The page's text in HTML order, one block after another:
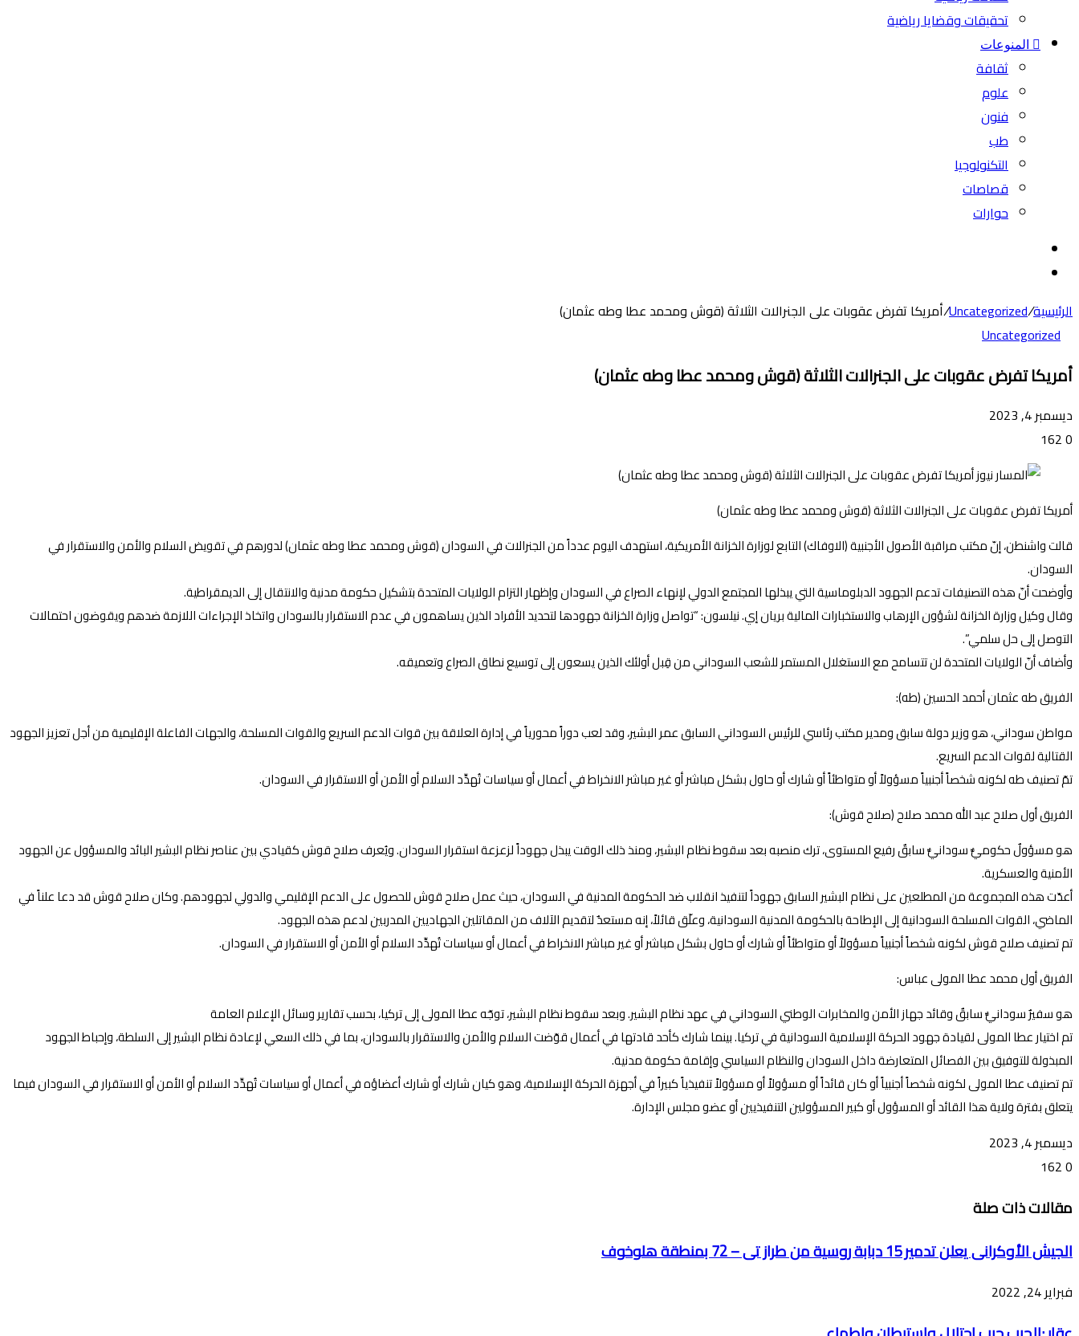
تحقيقات وقضايا رياضية
المنوعات
ثقافة
علوم
فنون
طب
التكنولوجيا
قصاصات
حوارات
الرئيسية/
Uncategorized
/أمريكا تفرض عقوبات على الجنرالات الثلاثة (قوش ومحمد عطا وطه عثمان)
Uncategorized
أمريكا تفرض عقوبات على الجنرالات الثلاثة (قوش ومحمد عطا وطه عثمان)
ديسمبر 4, 2023
0
أمريكا تفرض عقوبات على الجنرالات الثلاثة (قوش ومحمد عطا وطه عثمان)
قالت واشنطن، إنّ مكتب مراقبة الأصول الأجنبية (الاوفاك) التابع لوزارة الخزانة الأمريكية، استهدف اليوم عدداً من الجنرالات في السودان (قوش ومحمد عطا وطه عثمان) لدورهم في تقويض السلام والأمن والاستقرار في
السودان.
وأوضحت أنّ هذه التصنيفات تدعم الجهود الدبلوماسية التي يبذلها المجتمع الدولي لإنهاء الصراع في السودان وإظهار التزام الولايات المتحدة بتشكيل حكومة مدنية والانتقال إلى الديمقراطية.
وقال وكيل وزارة الخزانة لشؤون الإرهاب والاستخبارات المالية بريان إي. نيلسون: “تواصل وزارة الخزانة جهودها لتحديد الأفراد الذين يساهمون في عدم الاستقرار بالسودان واتخاذ الإجراءات اللازمة ضدهم ويقوضون احتمالات
التوصل إلى حل سلمي”.
وأضاف أنّ الولايات المتحدة لن تتسامح مع الاستغلال المستمر للشعب السوداني من قِبل أولئك الذين يسعون إلى توسيع نطاق الصراع وتعميقه.
الفريق طه عثمان أحمد الحسين (طه):
مواطن سوداني، هو وزير دولة سابق ومدير مكتب رئاسي للرئيس السوداني السابق عمر البشير، وقد لعب دوراً محورياً في إدارة العلاقة بين قوات الدعم السريع والقوات المسلحة، والجهات الفاعلة الإقليمية من أجل تعزيز الجهود
القتالية لقوات الدعم السريع.
تمّ تصنيف طه لكونه شخصاً أجنبياً مسؤولاً أو متواطئاً أو شارك أو حاول بشكل مباشر أو غير مباشر الانخراط في أعمال أو سياسات تُهدِّد السلام أو الأمن أو الاستقرار في السودان.
الفريق أول صلاح عبد الله محمد صلاح (صلاح قوش):
هو مسؤولٌ حكوميٌّ سودانيٌّ سابقٌ رفيع المستوى، ترك منصبه بعد سقوط نظام البشير، ومنذ ذلك الوقت يبذل جهوداً لزعزعة استقرار السودان. ويُعرف صلاح قوش كقيادي بين عناصر نظام البشير البائد والمسؤول عن الجهود
الأمنية والعسكرية.
أعدّت هذه المجموعة من المطلعين على نظام البشير السابق جهوداً لتنفيذ انقلاب ضد الحكومة المدنية في السودان، حيث عمل صلاح قوش للحصول على الدعم الإقليمي والدولي لجهودهم. وكان صلاح قوش قد دعا علناً في
الماضي، القوات المسلحة السودانية إلى الإطاحة بالحكومة المدنية السودانية، وعلّق قائلاً، إنه مستعدٌ لتقديم الآلاف من المقاتلين الجهاديين المدربين لدعم هذه الجهود.
تم تصنيف صلاح قوش لكونه شخصاً أجنبياً مسؤولاً أو متواطئاً أو شارك أو حاول بشكل مباشر أو غير مباشر الانخراط في أعمال أو سياسات تُهدِّد السلام أو الأمن أو الاستقرار في السودان.
الفريق أول محمد عطا المولى عباس:
هو سفيرٌ سودانيٌّ سابقٌ وقائد جهاز الأمن والمخابرات الوطني السوداني في عهد نظام البشير. وبعد سقوط نظام البشير، توجّه عطا المولى إلى تركيا، بحسب تقارير وسائل الإعلام العامة
تم اختيار عطا المولى لقيادة جهود الحركة الإسلامية السودانية في تركيا. بينما شارك كأحد قادتها في أعمال قوّضت السلام والأمن والاستقرار بالسودان، بما في ذلك السعي لإعادة نظام البشير إلى السلطة، وإحباط الجهود
المبذولة للتوفيق بين الفصائل المتعارضة داخل السودان والنظام السياسي وإقامة حكومة مدنية.
تم تصنيف عطا المولى لكونه شخصاً أجنبياً أو كان قائداً أو مسؤولاً أو مسؤولاً تنفيذياً كبيراً في أجهزة الحركة الإسلامية، وهو كيان شارك أو شارك أعضاؤه في أعمال أو سياسات تُهدِّد السلام أو الأمن أو الاستقرار في السودان فيما
يتعلق بفترة ولاية هذا القائد أو المسؤول أو كبير المسؤولين التنفيذيين أو عضو مجلس الإدارة.
ديسمبر 4, 2023
0
عبر
مقالات ذات صلة
الجيش الأوكرانى يعلن تدمير 15 دبابة روسية من طراز تى – 72 بمنطقة هلوخوف
فبراير 24, 2022